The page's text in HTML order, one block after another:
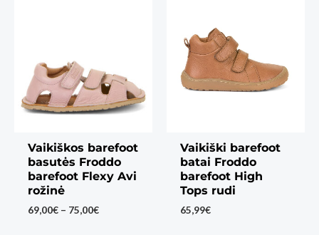
Vaikiškos barefoot
basutės Froddo
barefoot Flexy Avi
rožinė
69,00€ – 75,00€Price
Vaikiški barefoot
batai Froddo
barefoot High
Tops rudi
65,99€